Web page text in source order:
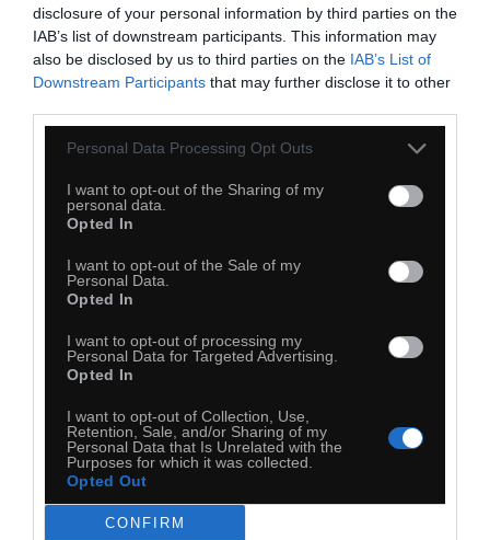
disclosure of your personal information by third parties on the
IAB’s list of downstream participants. This information may
also be disclosed by us to third parties on the IAB’s List of
Downstream Participants that may further disclose it to other
Personal Data Processing Opt Outs
I want to opt-out of the Sharing of my
personal data.
Opted In
I want to opt-out of the Sale of my
Personal Data.
Opted In
I want to opt-out of processing my
Personal Data for Targeted Advertising.
Opted In
I want to opt-out of Collection, Use,
Retention, Sale, and/or Sharing of my
Personal Data that Is Unrelated with the
Purposes for which it was collected.
Opted Out
CONFIRM
Od samego patrzenia ciśnienie mi skacze